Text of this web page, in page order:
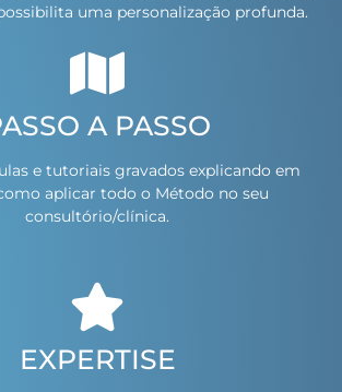
uma personalização profunda.
A PASSO
e tutoriais gravados explicando em
aplicar todo o Método no seu
consultório/clínica.
EXPERTISE